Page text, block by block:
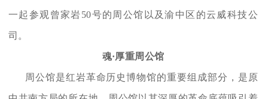
一起参观曾家岩50号的周公馆以及渝中区的云威科技公
司。
魂·厚重周公馆
周公馆是红岩革命历史博物馆的重要组成部分，是原